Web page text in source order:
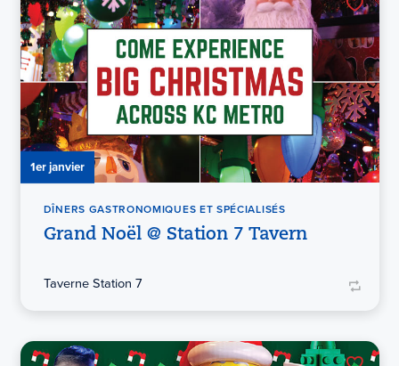
1er janvier
DÎNERS GASTRONOMIQUES ET SPÉCIALISÉS
Grand Noël @ Station 7 Tavern
Taverne Station 7